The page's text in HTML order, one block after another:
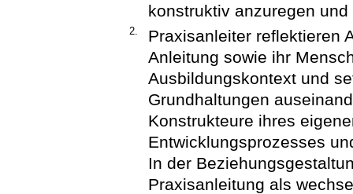
konstruktiv anzuregen
2.
Praxisanleiter reflektieren
Anleitung sowie ihr
Ausbildungskontext und
Grundhaltungen
Konstrukteure ihres
Entwicklungsprozesses
In der
Praxisanleitung als